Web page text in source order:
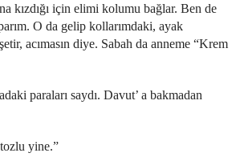
kızdığı için elimi kolumu bağlar. Ben de
O da gelip kollarımdaki, ayak
acımasın diye. Sabah da anneme “Krem
paraları saydı. Davut’ a bakmadan
yine.”